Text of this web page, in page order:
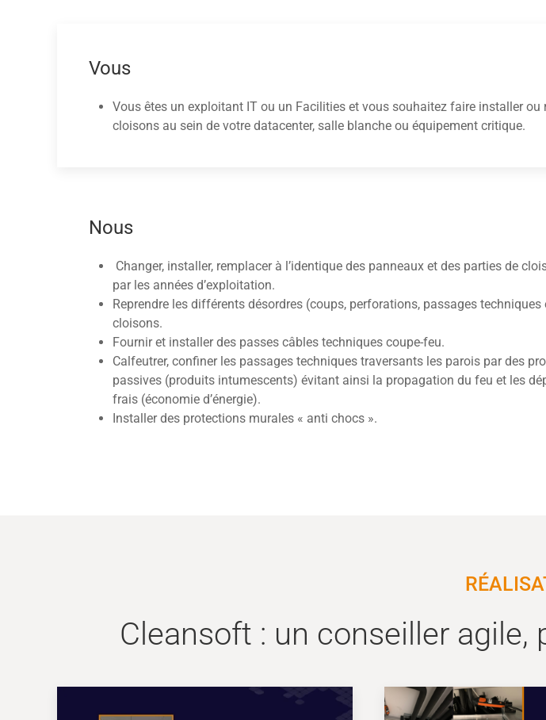
Vous
Vous êtes un exploitant IT ou un Facilities et vous souhaitez faire installer ou
cloisons au sein de votre datacenter, salle blanche ou équipement critique.
Nous
Changer, installer, remplacer à l’identique des panneaux et des parties de
par les années d’exploitation.
Reprendre les différents désordres (coups, perforations, passages
cloisons.
Fournir et installer des passes câbles techniques coupe-feu.
Calfeutrer, confiner les passages techniques traversants les parois par des
passives (produits intumescents) évitant ainsi la propagation du feu et les
frais (économie d’énergie).
Installer des protections murales « anti chocs ».
Cleansoft : un conseiller